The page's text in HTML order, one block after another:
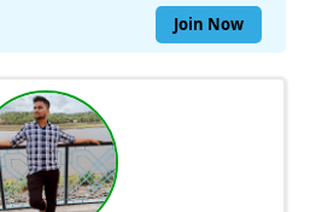
Join Now